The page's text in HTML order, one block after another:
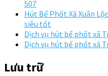
507
Hút Bể Phốt Xã Xuân
siêu tốt
Dịch vụ hút bể phốt xã
Dịch vụ hút bể phốt xã
Lưu trữ